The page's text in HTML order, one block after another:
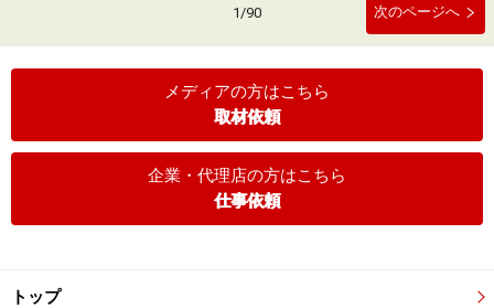
1/90 次のページへ
メディアの方はこちら
取材依頼
企業・代理店の方はこちら
仕事依頼
トップ